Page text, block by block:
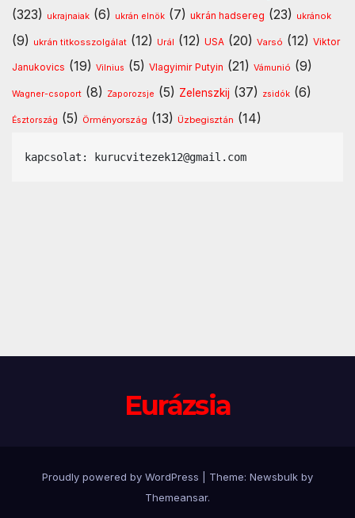
(323) ukrajnaiak (6) ukrán elnök (7) ukrán hadsereg (23) ukránok
(9) ukrán titkosszolgálat (12) Urál (12) USA (20) Varsó (12) Viktor
Janukovics (19) Vilnius (5) Vlagyimir Putyin (21) Vámunió (9)
Wagner-csoport (8) Zaporozsje (5) Zelenszkij (37) zsidók (6)
Észtország (5) Örményország (13) Üzbegisztán (14)
kapcsolat: kurucvitezek12@gmail.com
Eurázsia
Proudly powered by WordPress Theme: Newsbulk by
Themeansar.